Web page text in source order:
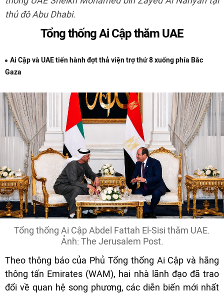
thủ đô Abu Dhabi.
Tổng thống Ai Cập thăm UAE
Ai Cập và UAE tiến hành đợt thả viện trợ thứ 8 xuống phía Bắc
Gaza
Tổng thống Ai Cập Abdel Fattah El-Sisi thăm UAE.
Ảnh: The Jerusalem Post.
Theo thông báo của Phủ Tổng thống Ai Cập và hãng
thông tấn Emirates (WAM), hai nhà lãnh đạo đã trao
đổi về quan hệ song phương, các diễn biến mới nhất